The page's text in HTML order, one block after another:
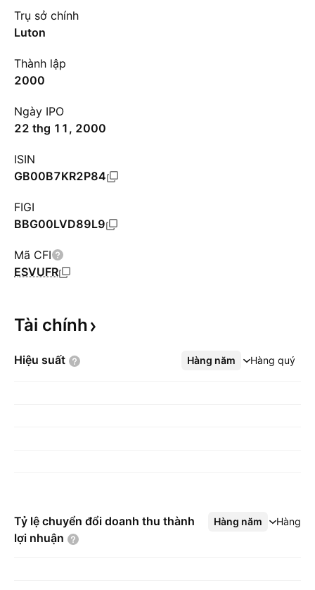
Trụ sở chính
Luton
Thành lập
2000
Ngày IPO
22 thg 11, 2000
ISIN
GB00B7KR2P84
FIGI
BBG00LVD89L9
Mã CFI
ESVUFR
Tài chính
Hiệu suất Hàng năm Hàng quý
Xem thêm
Tỷ lệ chuyển đổi doanh thu thành
lợi nhuận
Hàng năm Hàng
Xem thêm